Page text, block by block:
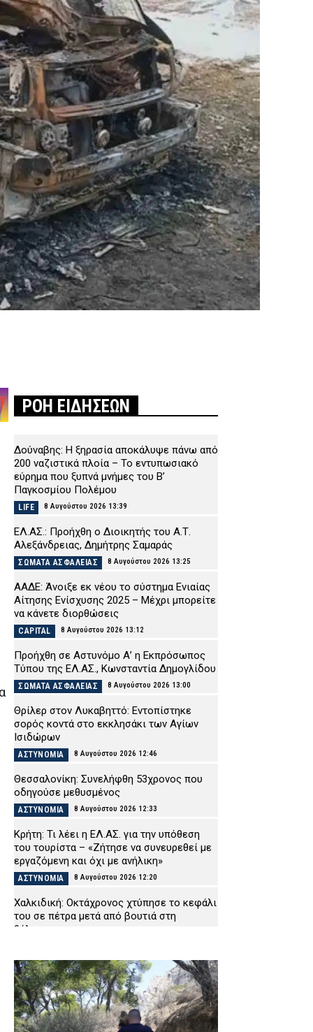
ΡΟΗ ΕΙΔΗΣΕΩΝ
Δούναβης: Η ξηρασία αποκάλυψε πάνω από
200 ναζιστικά πλοία – Το εντυπωσιακό
εύρημα που ξυπνά μνήμες του Β’
Παγκοσμίου Πολέμου
LIFE 8 Αυγούστου 2026 13:39
ΕΛ.ΑΣ.: Προήχθη ο Διοικητής του Α.Τ.
Αλεξάνδρειας, Δημήτρης Σαμαράς
ΣΩΜΑΤΑ ΑΣΦΑΛΕΙΑΣ 8 Αυγούστου 2026 13:25
ΑΑΔΕ: Άνοιξε εκ νέου το σύστημα Ενιαίας
Αίτησης Ενίσχυσης 2025 – Μέχρι μπορείτε
να κάνετε διορθώσεις
CAPITAL 8 Αυγούστου 2026 13:12
Προήχθη σε Αστυνόμο Α’ η Εκπρόσωπος
Τύπου της ΕΛ.ΑΣ., Κωνσταντία Δημογλίδου
ΣΩΜΑΤΑ ΑΣΦΑΛΕΙΑΣ 8 Αυγούστου 2026 13:00
Θρίλερ στον Λυκαβηττό: Εντοπίστηκε
σορός κοντά στο εκκλησάκι των Αγίων
Ισιδώρων
ΑΣΤΥΝΟΜΙΑ 8 Αυγούστου 2026 12:46
Θεσσαλονίκη: Συνελήφθη 53χρονος που
οδηγούσε μεθυσμένος
ΑΣΤΥΝΟΜΙΑ 8 Αυγούστου 2026 12:33
Κρήτη: Τι λέει η ΕΛ.ΑΣ. για την υπόθεση
του τουρίστα – «Ζήτησε να συνευρεθεί με
εργαζόμενη και όχι με ανήλικη»
ΑΣΤΥΝΟΜΙΑ 8 Αυγούστου 2026 12:20
Χαλκιδική: Οκτάχρονος χτύπησε το κεφάλι
του σε πέτρα μετά από βουτιά στη
θάλασσα
Συνελήφθη 14χρονος για κλοπές στην
Πάτρα – Δεν είχε εκδόσει ταυτότητα
ΑΣΤΥΝΟΜΙΑ 8 Αυγούστου 2026 11:54
Τραγωδία στην Εύβοια: 76χρονος